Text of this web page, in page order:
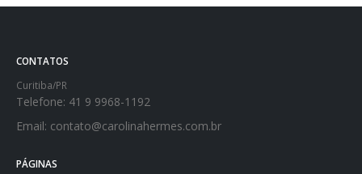
CONTATOS
Curitiba/PR
Telefone: 41 9 9968-1192
Email: contato@carolinahermes.com.br
PÁGINAS